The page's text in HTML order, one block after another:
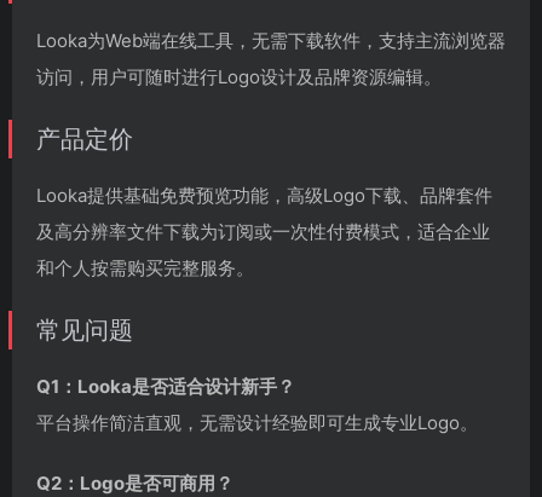
Looka为Web端在线工具，无需下载软件，支持主流浏览器
访问，用户可随时进行Logo设计及品牌资源编辑。
产品定价
Looka提供基础免费预览功能，高级Logo下载、品牌套件
及高分辨率文件下载为订阅或一次性付费模式，适合企业
和个人按需购买完整服务。
常见问题
Q1：Looka是否适合设计新手？
平台操作简洁直观，无需设计经验即可生成专业Logo。
Q2：Logo是否可商用？